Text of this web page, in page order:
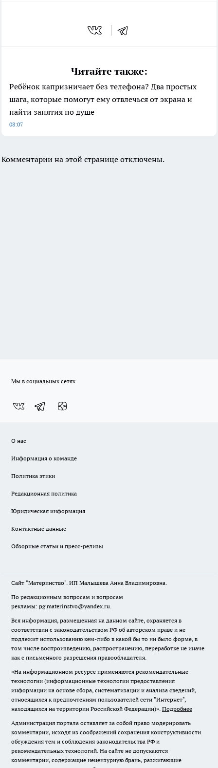
Читайте также:
Ребёнок капризничает без телефона? Два простых
шага, которые помогут ему отвлечься от экрана и
найти занятия по душе
08:07
Комментарии на этой странице отключены.
Мы в социальных сетях
О нас
Информация о команде
Политика этики
Редакционная политика
Юридическая информация
Контактные данные
Обзорные статьи и пресс-релизы
Сайт "Материнство". ИП Малышева Анна Владимировна.
По редакционным вопросам и вопросам
рекламы: pg.materinstvo@yandex.ru.
Вся информация, размещенная на данном сайте, охраняется в
соответствии с законодательством РФ об авторском праве и не
подлежит использованию кем-либо в какой бы то ни было форме, в
том числе воспроизведению, распространению, переработке не иначе
как с письменного разрешения правообладателя.
«На информационном ресурсе применяются рекомендательные
технологии (информационные технологии предоставления
информации на основе сбора, систематизации и анализа сведений,
относящихся к предпочтениям пользователей сети "Интернет",
находящихся на территории Российской Федерации)». Подробнее
Администрация портала оставляет за собой право модерировать
комментарии, исходя из соображений сохранения конструктивности
обсуждения тем и соблюдения законодательства РФ и
рекомендательных технологий. На сайте не допускаются
комментарии, содержащие нецензурную брань, разжигающие